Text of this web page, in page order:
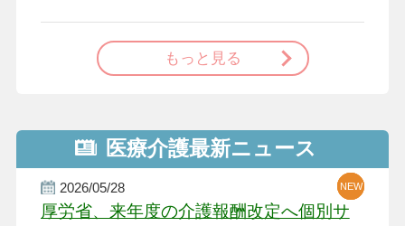
もっと見る
医療介護最新ニュース
2026/05/28
厚労省、来年度の介護報酬改定へ個別サ
NEW
NEW
NEW